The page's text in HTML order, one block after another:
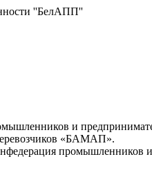
''БелАПП''
и
«БАМАП».
промышленников